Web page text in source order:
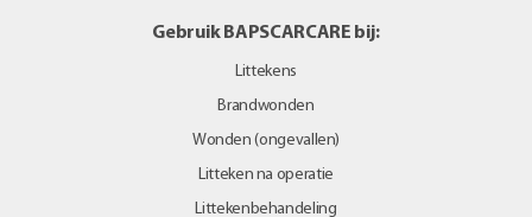
Gebruik BAPSCARCARE bij:
Littekens
Brandwonden
Wonden (ongevallen)
Litteken na operatie
Littekenbehandeling